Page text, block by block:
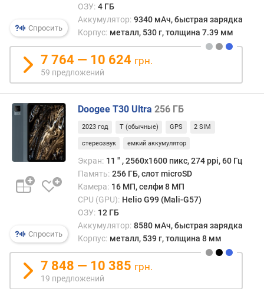
H
D
R
G
o
r
i
l
a
l
a
с
о
о
т
Спросить
ОЗУ: 4 ГБ
Аккумулятор: 9340 мАч, быстрая зарядка
Корпус: металл, 530 г, толщина 7.39 мм
7 764 — 10 624 грн.
59 предложений
Спросить
Doogee T30 Ultra 256 ГБ
2023 год T (обычные) GPS 2 SIM
стереозвук емкий аккумулятор
Экран: 11 ″ , 2560x1600 пикс, 274 ppi, 60 Гц
Память: 256 ГБ, слот microSD
Камера: 16 МП, селфи 8 МП
CPU (GPU): Helio G99 (Mali-G57)
ОЗУ: 12 ГБ
Аккумулятор: 8580 мАч, быстрая зарядка
Корпус: металл, 539 г, толщина 8 мм
7 848 — 10 385 грн.
19 предложений